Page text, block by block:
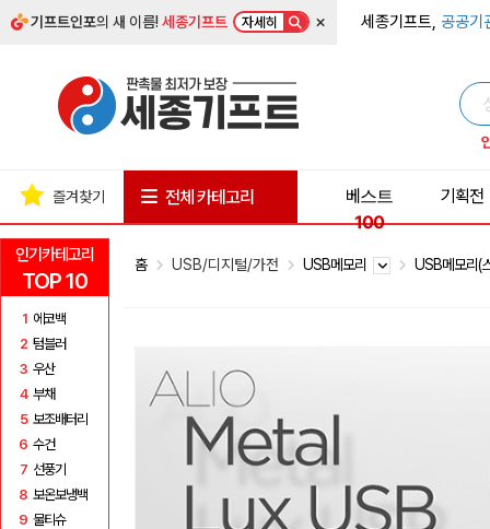
기프트인포의 새 이름!세종기프트 자세히 × 세종기프트, 공공기
인기카테고리
TOP 10
1 에코백
2 텀블러
3 우산
4 부채
5 보조배터리
6 수건
7 선풍기
8 보온보냉백
9 물티슈
즐겨찾기 전체 카테고리
베스트
100
기획전
홈 USB/디지털/가전 USB메모리 USB메모리(